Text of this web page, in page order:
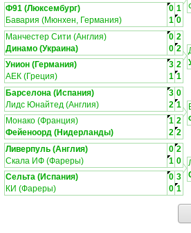
Ф91 (Люксембург)
0 1
Бавария (Мюнхен, Германия)
1 0
Манчестер Сити (Англия) 0 2
Динамо (Украина)
0 2
Унион (Германия)
3 2
АЕК (Греция)
1 1
Барселона (Испания) 3 0
Лидс Юнайтед (Англия)
2 1
Монако (Франция)
1 2
Фейеноорд (Нидерланды)
2 2
Ливерпуль (Англия) 0 2
Скала ИФ (Фареры)
1 0
Сельта (Испания)
0 3
КИ (Фареры)
0 1